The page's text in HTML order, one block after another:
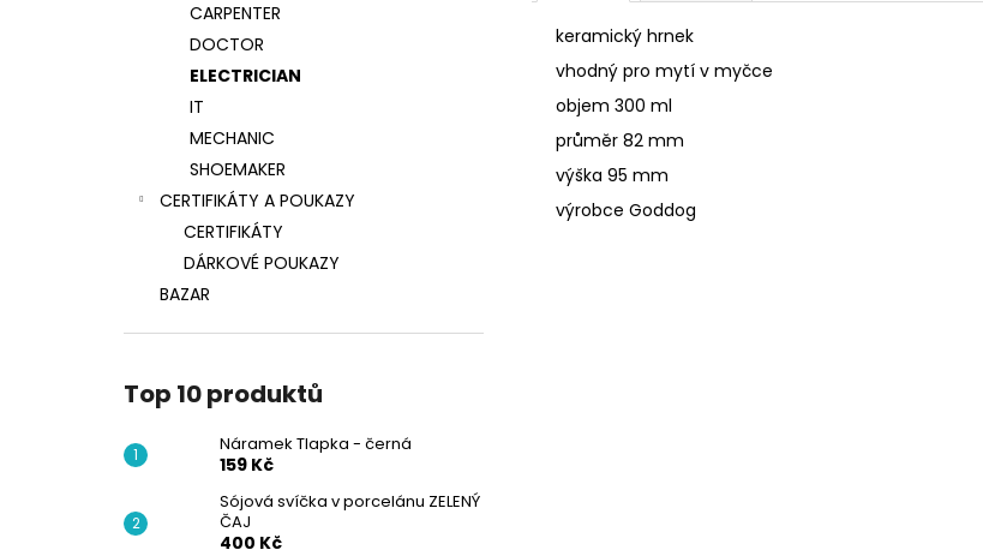
CARPENTER
DOCTOR
ELECTRICIAN
IT
MECHANIC
SHOEMAKER
CERTIFIKÁTY A POUKAZY
CERTIFIKÁTY
DÁRKOVÉ POUKAZY
BAZAR
Top 10 produktů
Náramek Tlapka - černá
159 Kč
Sójová svíčka v porcelánu ZELENÝ
ČAJ
400 Kč
keramický hrnek
vhodný pro mytí v myčce
objem 300 ml
průměr 82 mm
výška 95 mm
výrobce Goddog